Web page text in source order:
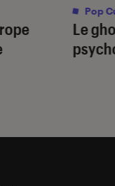
Le
Pop